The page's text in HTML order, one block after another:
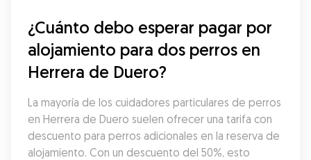
¿Cuánto debo esperar pagar por
alojamiento para dos perros en
Herrera de Duero?
La mayoría de los cuidadores particulares de perros
en Herrera de Duero suelen ofrecer una tarifa con
descuento para perros adicionales en la reserva de
alojamiento. Con un descuento del 50%, esto